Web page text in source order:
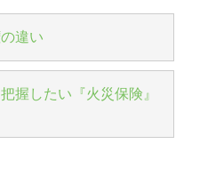
違い
握したい『火災保険』